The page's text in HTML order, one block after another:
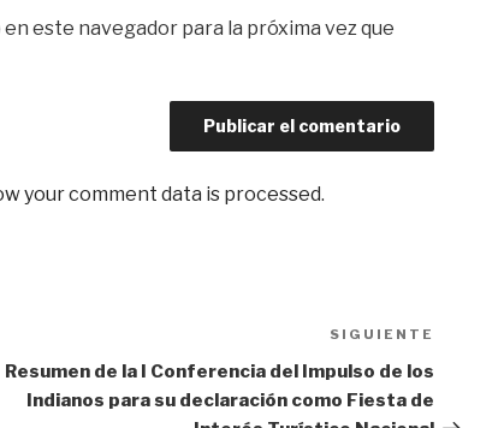
este navegador para la próxima vez que
your comment data is processed.
entrada
SIGUIENTE
Resumen de la I Conferencia del Impulso de los
Indianos para su declaración como Fiesta de